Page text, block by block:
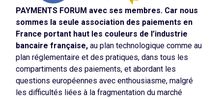
PAYMENTS FORUM avec ses membres. Car nous
sommes la seule association des paiements en
France portant haut les couleurs de l’industrie
bancaire française, au plan technologique comme au
plan réglementaire et des pratiques, dans tous les
compartiments des paiements, et abordant les
questions européennes avec enthousiasme, malgré
les difficultés liées à la fragmentation du marché